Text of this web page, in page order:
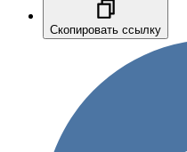
Скопировать ссылку